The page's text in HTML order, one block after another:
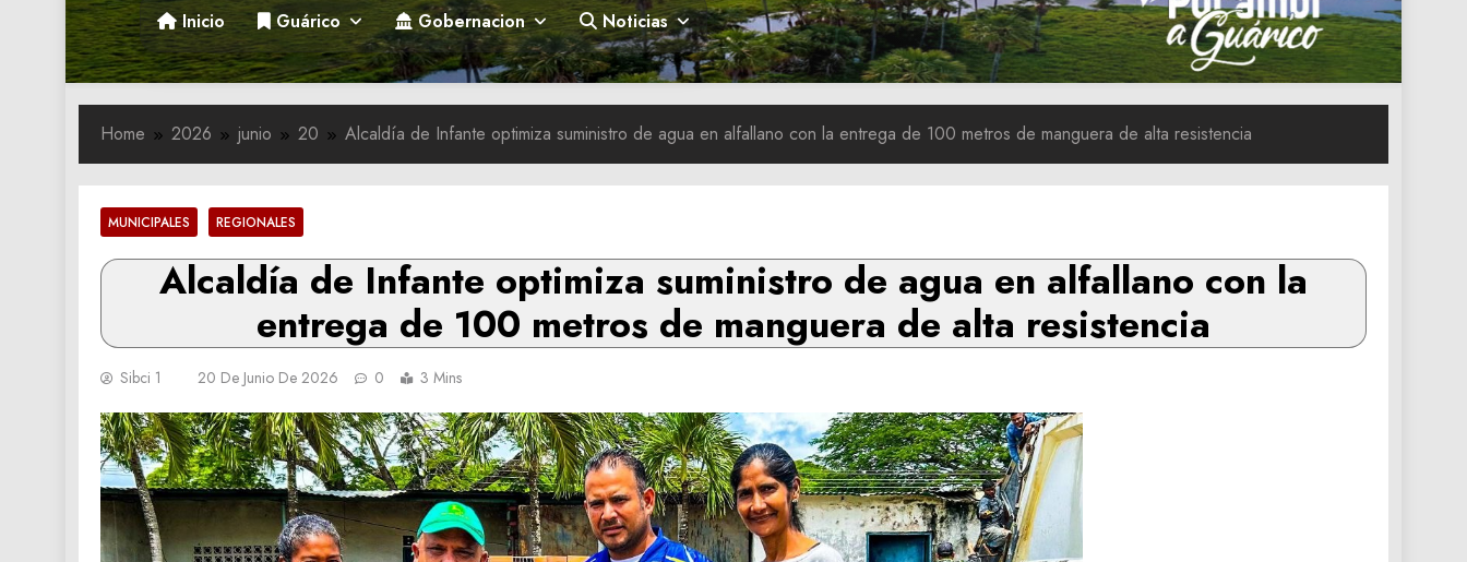
Inicio Guárico Gobernacion Noticias
Home 2026 junio 20 Alcaldía de Infante optimiza suministro de agua en alfallano con la entrega de 100 metros de manguera de alta resistencia
MUNICIPALES REGIONALES
Alcaldía de Infante optimiza suministro de agua en alfallano con la
entrega de 100 metros de manguera de alta resistencia
Sibci 1 20 De Junio De 2026 0 3 Mins